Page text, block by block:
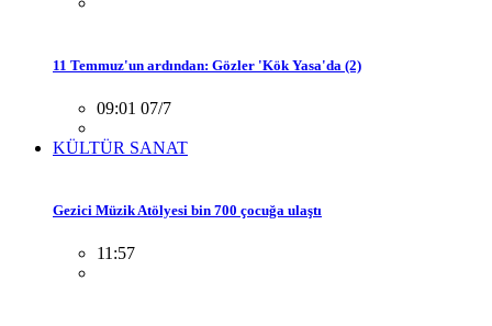
11 Temmuz'un ardından: Gözler 'Kök Yasa'da (2)
09:01 07/7
KÜLTÜR SANAT
Gezici Müzik Atölyesi bin 700 çocuğa ulaştı
11:57